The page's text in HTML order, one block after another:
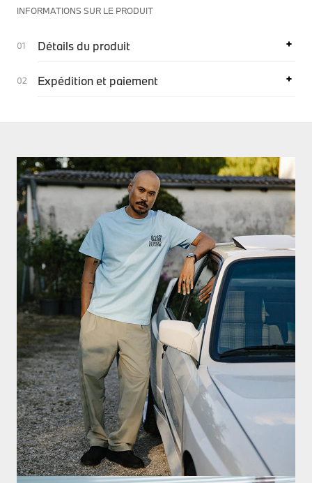
INFORMATIONS SUR LE PRODUIT
Détails du produit
Expédition et paiement